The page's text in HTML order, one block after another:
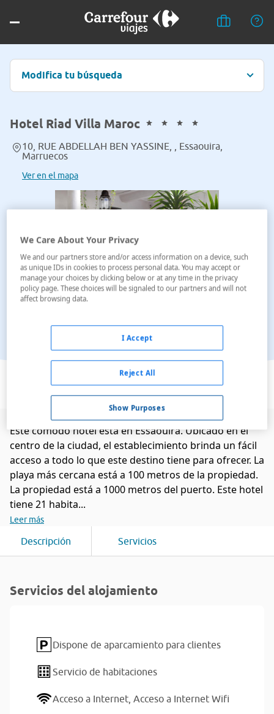
Modifica tu búsqueda
Hotel Riad Villa Maroc
10, RUE ABDELLAH BEN YASSINE, , Essaouira,
Marruecos
Ver en el mapa
Ver en el mapa
Este cómodo hotel está en Essaouira. Ubicado en el
centro de la ciudad, el establecimiento brinda un fácil
acceso a todo lo que este destino tiene para ofrecer. La
playa más cercana está a 100 metros de la propiedad.
La propiedad está a 1000 metros del puerto. Este hotel
tiene 21 habita...
Leer más
Descripción Servicios
Servicios del alojamiento
Dispone de aparcamiento para clientes
Servicio de habitaciones
Acceso a Internet, Acceso a Internet Wifi
We Care About Your Privacy
We and our partners store and/or access information on a device, such
as unique IDs in cookies to process personal data. You may accept or
manage your choices by clicking below or at any time in the privacy
policy page. These choices will be signaled to our partners and will not
affect browsing data.
Show Purposes
Reject All
I Accept